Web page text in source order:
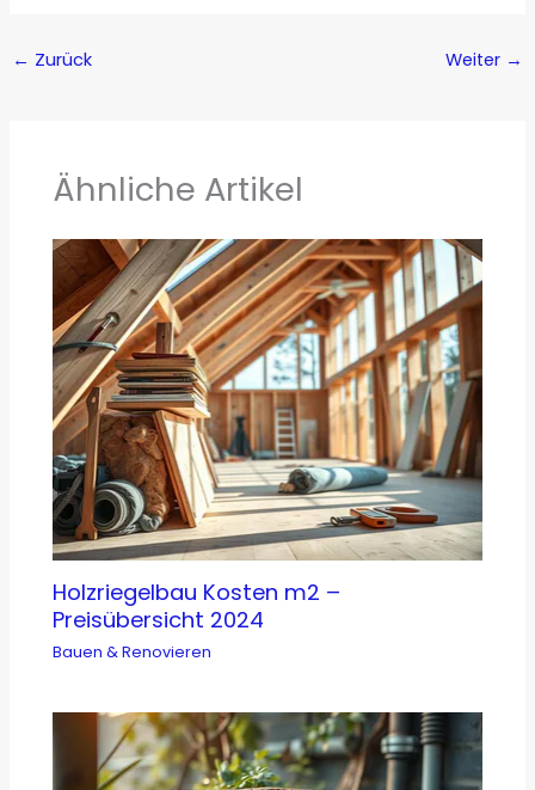
← Zurück Weiter →
Ähnliche Artikel
Holzriegelbau Kosten m2 –
Preisübersicht 2024
Bauen & Renovieren